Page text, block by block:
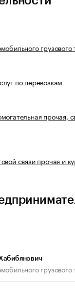
по перевозкам
прочая,
связи прочая и